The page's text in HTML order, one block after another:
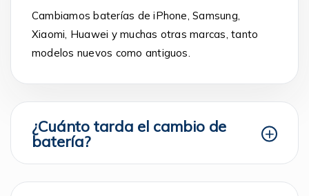
Cambiamos baterías de iPhone, Samsung,
Xiaomi, Huawei y muchas otras marcas, tanto
modelos nuevos como antiguos.
¿Cuánto tarda el cambio de
batería?